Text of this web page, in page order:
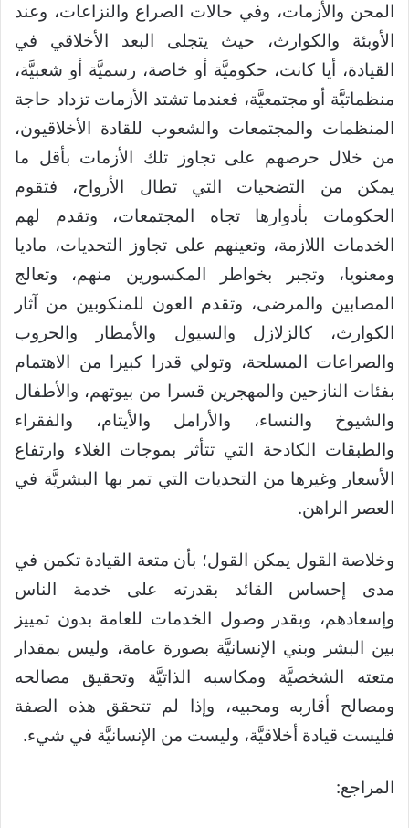
المحن والأزمات، وفي حالات الصراع والنزاعات، وعند
الأوبئة والكوارث، حيث يتجلى البعد الأخلاقي في
القيادة، أيا كانت، حكوميَّة أو خاصة، رسميَّة أو شعبيَّة،
منظماتيَّة أو مجتمعيَّة، فعندما تشتد الأزمات تزداد حاجة
المنظمات والمجتمعات والشعوب للقادة الأخلاقيون،
من خلال حرصهم على تجاوز تلك الأزمات بأقل ما
يمكن من التضحيات التي تطال الأرواح، فتقوم
الحكومات بأدوارها تجاه المجتمعات، وتقدم لهم
الخدمات اللازمة، وتعينهم على تجاوز التحديات، ماديا
ومعنويا، وتجبر بخواطر المكسورين منهم، وتعالج
المصابين والمرضى، وتقدم العون للمنكوبين من آثار
الكوارث، كالزلازل والسيول والأمطار والحروب
والصراعات المسلحة، وتولي قدرا كبيرا من الاهتمام
بفئات النازحين والمهجرين قسرا من بيوتهم، والأطفال
والشيوخ والنساء، والأرامل والأيتام، والفقراء
والطبقات الكادحة التي تتأثر بموجات الغلاء وارتفاع
الأسعار وغيرها من التحديات التي تمر بها البشريَّة في
العصر الراهن.
وخلاصة القول يمكن القول؛ بأن متعة القيادة تكمن في
مدى إحساس القائد بقدرته على خدمة الناس
وإسعادهم، وبقدر وصول الخدمات للعامة بدون تمييز
بين البشر وبني الإنسانيَّة بصورة عامة، وليس بمقدار
متعته الشخصيَّة ومكاسبه الذاتيَّة وتحقيق مصالحه
ومصالح أقاربه ومحبيه، وإذا لم تتحقق هذه الصفة
فليست قيادة أخلاقيَّة، وليست من الإنسانيَّة في شيء.
المراجع: